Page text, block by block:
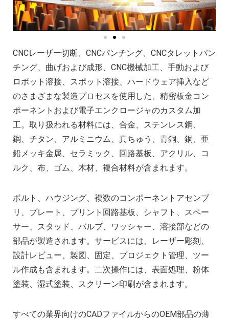
CNC加工が精密部品業界を変える
複雑な部品の精密加工時の注意点
CNC機械加工会社とは？
2022年 中国におけるCNC工作機械の開発動
アルミニウム高速加工ガイドの決定版
CNC加工用工具と送り装置の選び方
CNC機械加工部品の材料選択時の考慮点
2025年における日本の機械加工業界への影
CNCレーザー切断、CNCパンチング、CNCタレットパン
チング、曲げおよび成形、CNC機械加工、手動および
ロボット溶接、スポット溶接、ハードウェア挿入など
のさまざまな製造プロセスを使用した、精密板金コン
ポーネントおよび電子エンクロージャのカスタム加
工。取り扱われる材料には、合金、ステンレス鋼、
鋼、チタン、アルミニウム、真ちゅう、青銅、銅、亜
鉛メッキ金属、セラミック、回路基板、アクリル、コ
ルク、布、ゴム、木材、複合材料が含まれます。
ボルト、ハウジング、複数のコンポーネントアセンブ
リ、プレート、プリント回路基板、シャフト、スペー
サー、スタッド、バルブ、ワッシャー、溶接部などの
部品が製造されます。サービスには、レーザー彫刻、
設計レビュー、製図、固定、プロジェクト管理、ツー
ル作成も含まれます。二次操作には、表面処理、粉体
塗装、湿式塗装、スクリーン印刷が含まれます。
すべての業界向けのCADファイルからのOEM部品の薄